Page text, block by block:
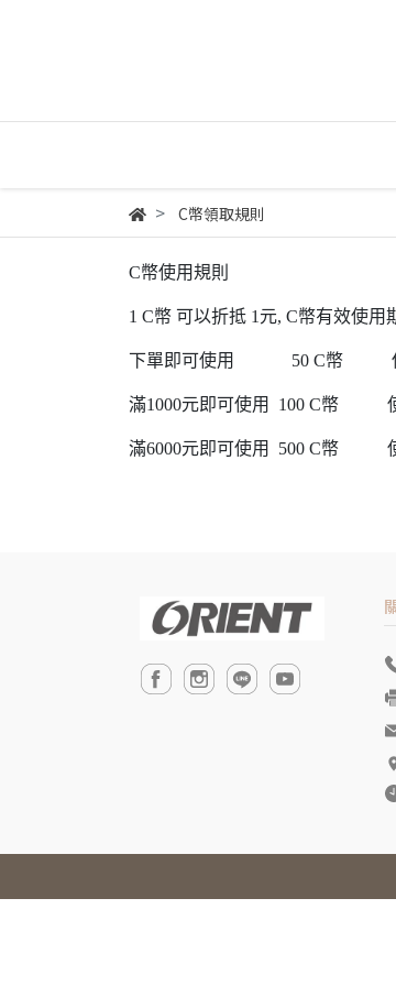
C幣領取規則
C幣使用規則
1 C幣 可以折抵 1元, C幣有效使用
下單即可使用 50 C幣 使
滿1000元即可使用 100 C幣
滿6000元即可使用 500 C幣